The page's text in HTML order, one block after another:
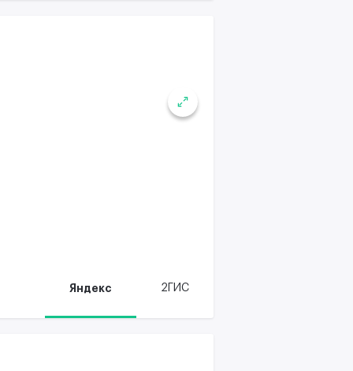
Яндекс 2ГИС